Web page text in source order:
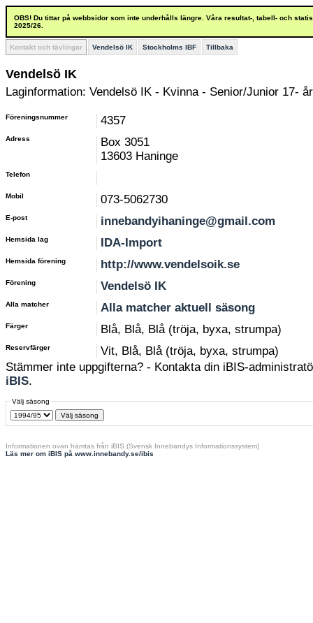
OBS! Du tittar på webbsidor som inte underhålls längre. Våra resultat-, tabell- och
2025/26.
Kontakt och tävlingar Vendelsö IK Stockholms IBF Tillbaka
Vendelsö IK
Laginformation: Vendelsö IK - Kvinna - Senior/Junior 17- år
Föreningsnummer 4357
Adress
Box 3051
13603 Haninge
Telefon
Mobil 073-5062730
E-post innebandyihaninge@gmail.com
Hemsida lag IDA-Import
Hemsida förening http://www.vendelsoik.se
Förening Vendelsö IK
Alla matcher Alla matcher aktuell säsong
Färger Blå, Blå, Blå (tröja, byxa, strumpa)
Reservfärger
Vit, Blå, Blå (tröja, byxa, strumpa)
Stämmer inte uppgifterna? - Kontakta din iBIS-
iBIS.
Välj säsong
Informationen ovan hämtas från iBIS (Svensk Innebandys Informationssystem)
Läs mer om iBIS på www.innebandy.se/ibis